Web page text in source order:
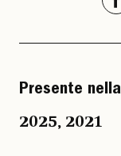
Presente
2025, 2021